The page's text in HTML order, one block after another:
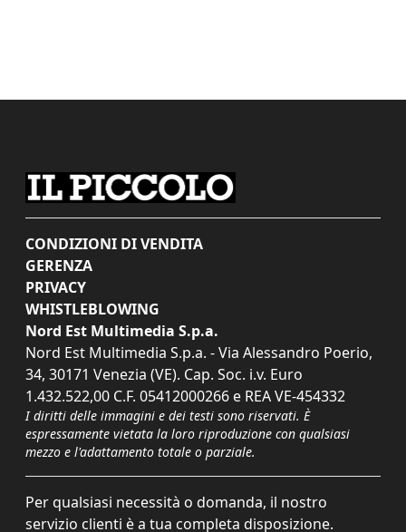
CONDIZIONI DI VENDITA
GERENZA
PRIVACY
WHISTLEBLOWING
Nord Est Multimedia S.p.a.
Nord Est Multimedia S.p.a. - Via Alessandro Poerio,
34, 30171 Venezia (VE). Cap. Soc. i.v. Euro
1.432.522,00 C.F. 05412000266 e REA VE-454332
I diritti delle immagini e dei testi sono riservati. È
espressamente vietata la loro riproduzione con qualsiasi
mezzo e l'adattamento totale o parziale.
Per qualsiasi necessità o domanda, il nostro
servizio clienti è a tua completa disposizione.